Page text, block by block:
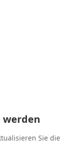
werden
Sie die